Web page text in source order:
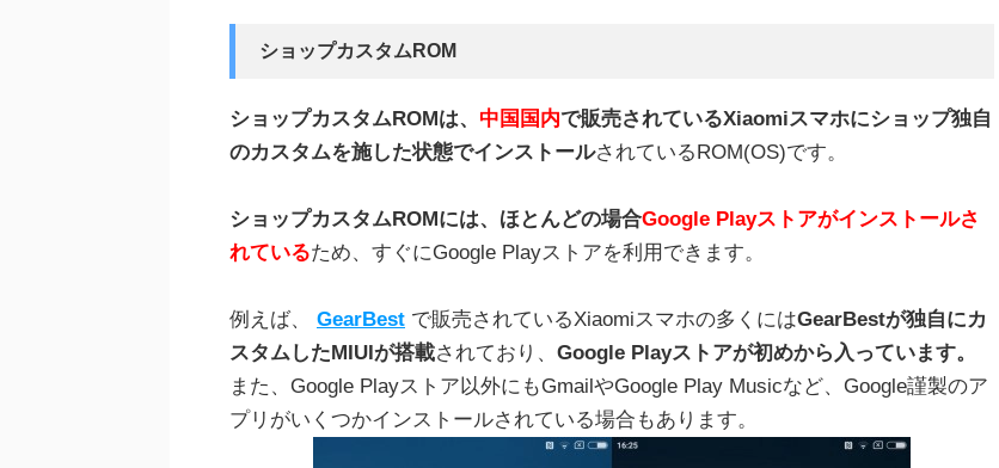
ショップカスタムROM
ショップカスタムROMは、 中国国内で販売されているXiaomiスマホにショップ独自
のカスタムを施した状態でインストールされているROM(OS)です。
ショップカスタムROMには、ほとんどの場合Google Playストアがインストールさ
れているため、すぐにGoogle Playストアを利用できます。
例えば、 GearBest で販売されているXiaomiスマホの多くにはGearBestが独自にカ
スタムしたMIUIが搭載されており、 Google Playストアが初めから入っています。
また、Google Playストア以外にもGmailやGoogle Play Musicなど、Google謹製のア
プリがいくつかインストールされている場合もあります。